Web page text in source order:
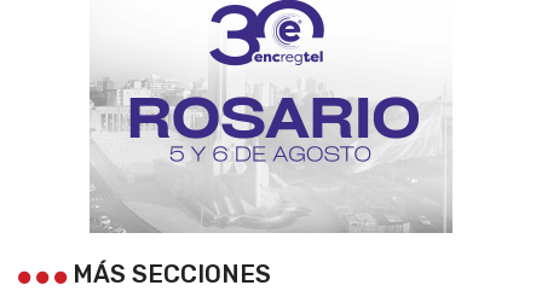
MÁS SECCIONES